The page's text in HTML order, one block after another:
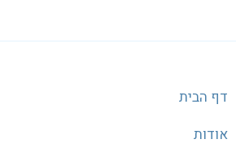
דף הבית
אודות